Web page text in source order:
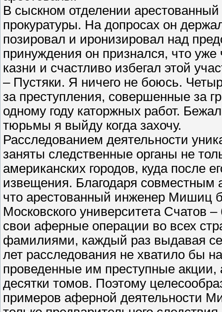
В сыскном отделении
прокуратуры. На допросах он
позировал и иронизировал над
принуждения он признался, что
казни и счастливо избегал этой
– Пустяки. Я ничего не боюсь.
за преступления, совершенные за
одному году каторжных работ.
тюрьмы я выйду когда захочу.
Расследованием деятельности
заняты следственные органы не
американских городов, куда после
извещения. Благодаря совместным
что арестованный инженер Мишиц
Московского университета Счатов
свои аферные операции во всех
фамилиями, каждый раз выдавая
лет расследования не хватило бы
проведенные им преступные
десятки томов. Поэтому
примеров аферной деятельности